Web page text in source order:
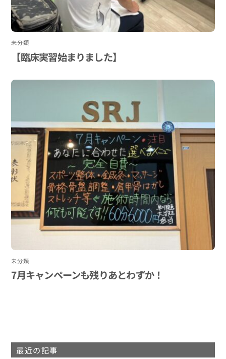
未分類
【臨床実習始まりました】
未分類
7月キャンペーンも残りあとわずか！
最近の記事